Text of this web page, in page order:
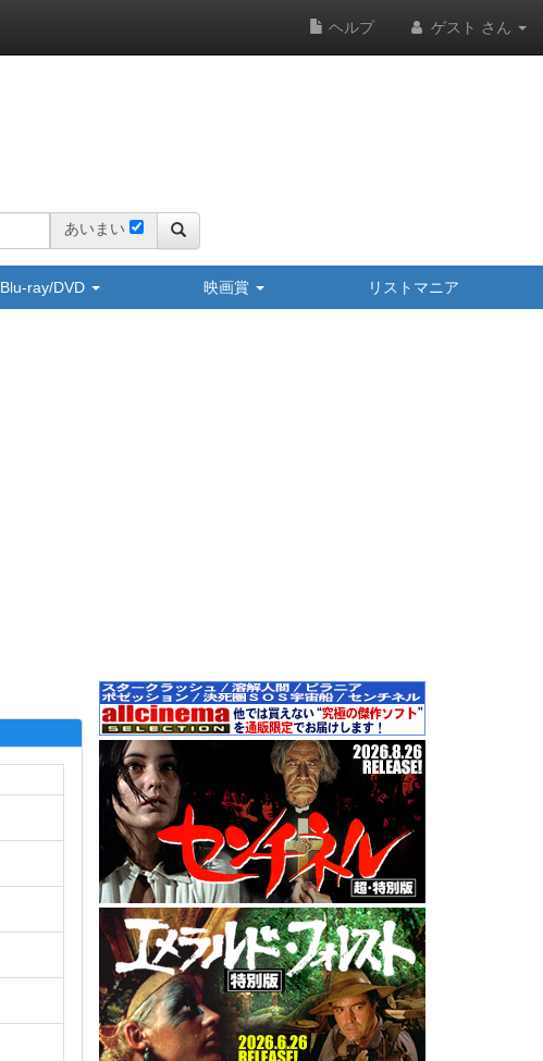
ヘルプ ゲスト さん
あいまい
Blu-ray/DVD 映画賞 リストマニア